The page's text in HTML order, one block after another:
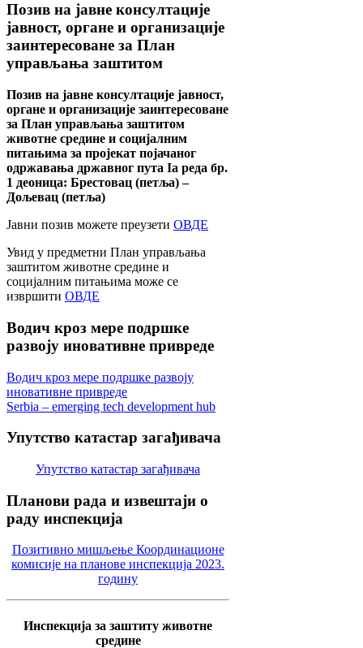
Позив на јавне консултације
јавност, органе и организације
заинтересоване за План
управљања заштитом
Позив на јавне консултације јавност,
органе и организације заинтересоване
за План управљања заштитом
животне средине и социјалним
питањима за пројекат појачаног
одржавања државног пута Ia реда бр.
1 деоница: Брестовац (петља) –
Дољевац (петља)
Јавни позив можете преузети ОВДЕ
Увид у предметни План управљања
заштитом животне средине и
социјалним питањима може се
извршити ОВДЕ
Водич кроз мере подршке
развоју иновативне привреде
Водич кроз мере подршке развоју
иновативне привреде
Serbia – emerging tech development hub
Упутство катастар загађивача
Упутство катастар загађивача
Планови рада и извештаји о
раду инспекција
Позитивно мишљење Координационе
комисије на планове инспекција 2023.
годину
Инспекција за заштиту животне
средине